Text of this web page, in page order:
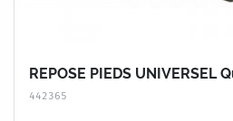
REPOSE PIEDS UNIVERSEL
442365